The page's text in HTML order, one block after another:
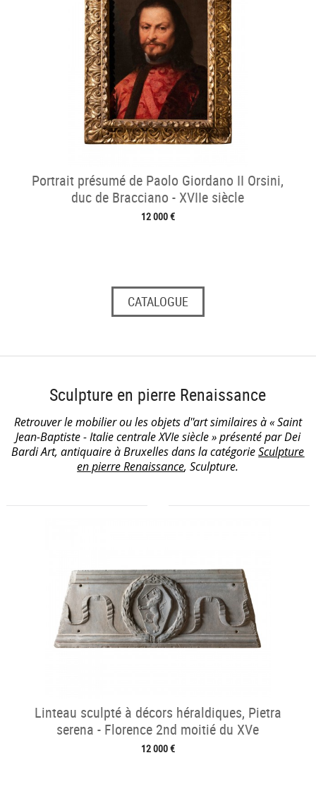
Portrait présumé de Paolo Giordano II Orsini,
duc de Bracciano - XVIIe siècle
12 000 €
CATALOGUE
Sculpture en pierre Renaissance
Retrouver le mobilier ou les objets d''art similaires à « Saint
Jean-Baptiste - Italie centrale XVIe siècle » présenté par Dei
Bardi Art, antiquaire à Bruxelles dans la catégorieSculpture
en pierre Renaissance, Sculpture.
Linteau sculpté à décors héraldiques, Pietra
serena - Florence 2nd moitié du XVe
12 000 €